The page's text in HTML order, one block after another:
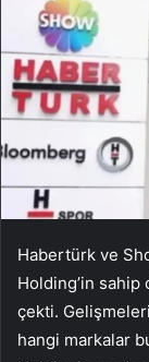
Habertürk ve
Holding’in
çekti.
hangi markalar